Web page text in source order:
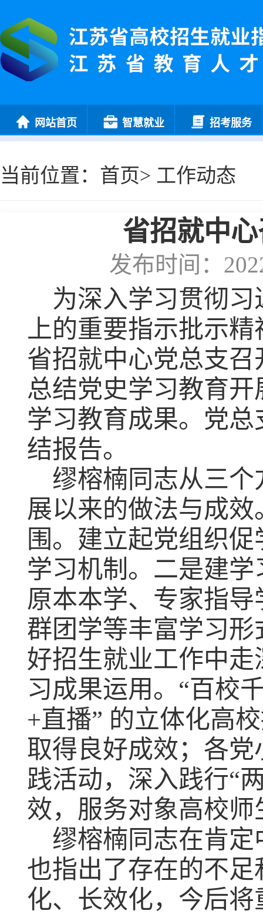
网站首页 智慧就业 招考服务
当前位置： 首页> 工作动态
省招就中
发布时间：
为深入学习贯彻习
上的重要指示批示精
省招就中心党总支
总结党史学习教育
学习教育成果。党
结报告。
缪榕楠 同志从三个
展以来的做法与成效
围 。 建立起党组织
学习机制 。 二是建学
原本本学、专家指
群团学等丰富学习形
好招生就业工作中
习成果运用。“百校
+直播” 的立体化高
取得良好成效； 各党
践活动，深入践行“
效，服务对象高校师
缪榕楠 同志在肯定
也指出了存在的不足
化、长效化， 今后将